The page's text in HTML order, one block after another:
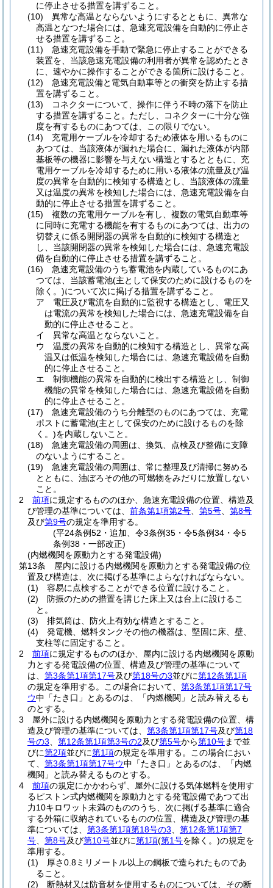
に停止させる措置を講ずること。
(10)
異常な高温とならないようにするとともに、異常な
高温となつた場合には、急速充電設備を自動的に停止さ
せる措置を講ずること。
(11)
急速充電設備を手動で緊急に停止することができる
装置を、当該急速充電設備の利用者が異常を認めたとき
に、速やかに操作することができる箇所に設けること。
(12)
急速充電設備と電気自動車等との衝突を防止する措
置を講ずること。
(13)
コネクターについて、操作に伴う不時の落下を防止
する措置を講ずること。 ただし、コネクターに十分な強
度を有するものにあつては、この限りでない。
(14)
充電用ケーブルを冷却するため液体を用いるものに
あつては、当該液体が漏れた場合に、漏れた液体が内部
基板等の機器に影響を与えない構造とするとともに、充
電用ケーブルを冷却するために用いる液体の流量及び温
度の異常を自動的に検知する構造とし、当該液体の流量
又は温度の異常を検知した場合には、急速充電設備を自
動的に停止させる措置を講ずること。
(15)
複数の充電用ケーブルを有し、複数の電気自動車等
に同時に充電する機能を有するものにあつては、出力の
切替えに係る開閉器の異常を自動的に検知する構造と
し、当該開閉器の異常を検知した場合には、急速充電設
備を自動的に停止させる措置を講ずること。
(16)
急速充電設備のうち蓄電池を内蔵しているものにあ
つては、当該蓄電池(主として保安のために設けるものを
除く。)について次に掲げる措置を講ずること。
ア
電圧及び電流を自動的に監視する構造とし、電圧又
は電流の異常を検知した場合には、急速充電設備を自
動的に停止させること。
イ
異常な高温とならないこと。
ウ
温度の異常を自動的に検知する構造とし、異常な高
温又は低温を検知した場合には、急速充電設備を自動
的に停止させること。
エ
制御機能の異常を自動的に検出する構造とし、制御
機能の異常を検知した場合には、急速充電設備を自動
的に停止させること。
(17)
急速充電設備のうち分離型のものにあつては、充電
ポストに蓄電池(主として保安のために設けるものを除
く。)を内蔵しないこと。
(18)
急速充電設備の周囲は、換気、点検及び整備に支障
のないようにすること。
(19)
急速充電設備の周囲は、常に整理及び清掃に努める
とともに、油ぼろその他の可燃物をみだりに放置しない
こと。
2
前項に規定するもののほか、急速充電設備の位置、構造及
び管理の基準については、 前条第1項第2号 第5号
第8号
及び第9号の規定を準用する。
(平24条例52・追加、令3条例35・令5条例34・令5
条例38・一部改正)
(内燃機関を原動力とする発電設備)
第13条
屋内に設ける内燃機関を原動力とする発電設備の位
置及び構造は、次に掲げる基準によらなければならない。
(1)
容易に点検することができる位置に設けること。
(2)
防振のための措置を講じた床上又は台上に設けるこ
と。
(3)
排気筒は、防火上有効な構造とすること。
(4)
発電機、燃料タンクその他の機器は、堅固に床、壁、
支柱等に固定すること。
2
前項に規定するもののほか、屋内に設ける内燃機関を原動
力とする発電設備の位置、構造及び管理の基準について
は、 第3条第1項第17号及び第18号の3並びに第12条第1項
の規定を準用する。
この場合において、 第3条第1項第17号
ウ中「たき口」とあるのは、「内燃機関」と読み替えるも
のとする。
3
屋外に設ける内燃機関を原動力とする発電設備の位置、構
造及び管理の基準については、 第3条第1項第17号及び第18
号の3
第12条第1項第3号の2及び第5号から第10号まで並
びに第2項並びに第1項の規定を準用する。
この場合におい
て、 第3条第1項第17号ウ中「たき口」とあるのは、「内燃
機関」と読み替えるものとする。
4
前項の規定にかかわらず、屋外に設ける気体燃料を使用す
るピストン式内燃機関を原動力とする発電設備であつて出
力10キロワット未満のもののうち、次に掲げる基準に適合
する外箱に収納されているものの位置、構造及び管理の基
準については、 第3条第1項第18号の3
第12条第1項第7
号
第8号及び第10号並びに第1項(第1号を除く。)の規定を
準用する。
(1)
厚さ0.8ミリメートル以上の鋼板で造られたものであ
ること。
(2)
断熱材又は防音材を使用するものについては、その断